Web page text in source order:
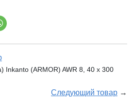
Inkanto (ARMOR) AWR 8, 40 х 300
Следующий товар →